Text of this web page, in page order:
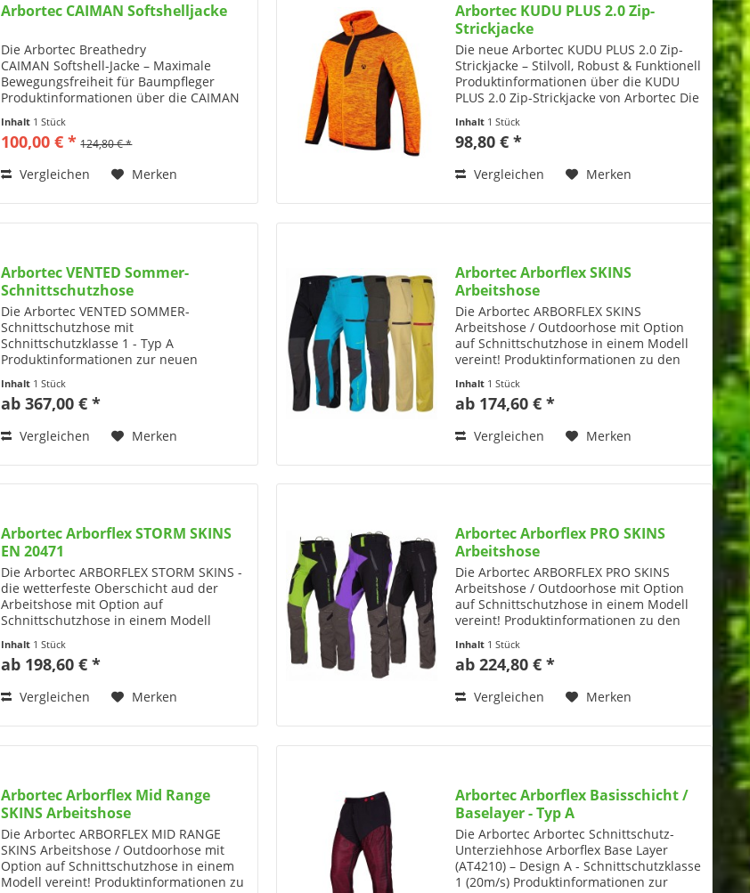
Arbortec CAIMAN Softshelljacke
Die Arbortec Breathedry
CAIMAN Softshell-Jacke – Maximale
Bewegungsfreiheit für Baumpfleger
Produktinformationen über die CAIMAN
Die Arbortec Caiman Jacke ist die
ultimative Lösung für Baumpfleger...
Inhalt 1 Stück
100,00 € * 124,80 € *
Vergleichen Merken
Arbortec KUDU PLUS 2.0 Zip-
Strickjacke
Die neue Arbortec KUDU PLUS 2.0 Zip-
Strickjacke – Stilvoll, Robust & Funktionell
Produktinformationen über die KUDU
PLUS 2.0 Zip-Strickjacke von Arbortec Die
hochwertige Zip-Strickjacke, die speziell
für...
Inhalt 1 Stück
98,80 € *
Vergleichen Merken
Arbortec VENTED Sommer-
Schnittschutzhose
Die Arbortec VENTED SOMMER-
Schnittschutzhose mit
Schnittschutzklasse 1 - Typ A
Produktinformationen zur neuen
Sommer von Arbortec mit
Schnittschutzklasse 1 (20m/s): Erhältlich
Inhalt 1 Stück
ab 367,00 € *
Vergleichen Merken
Arbortec Arborflex SKINS
Arbeitshose
Die Arbortec ARBORFLEX SKINS
Arbeitshose / Outdoorhose mit Option
auf Schnittschutzhose in einem Modell
vereint! Produktinformationen zu den
Maximale Flexibilität: Die ultimative
Allwetter-Arbeitshose mit...
Inhalt 1 Stück
ab 174,60 € *
Vergleichen Merken
Arbortec Arborflex STORM SKINS
EN 20471
Die Arbortec ARBORFLEX STORM SKINS -
die wetterfeste Oberschicht aud der
Arbeitshose mit Option auf
Schnittschutzhose in einem Modell
ARBORFLEX STORM SKINS von Arbortec:
Maximale Flexibilität: Die...
Inhalt 1 Stück
ab 198,60 € *
Vergleichen Merken
Arbortec Arborflex PRO SKINS
Arbeitshose
Die Arbortec ARBORFLEX PRO SKINS
Arbeitshose / Outdoorhose mit Option
auf Schnittschutzhose in einem Modell
vereint! Produktinformationen zu den
Maximale Flexibilität: Die bequeme und
äußerst robuste...
Inhalt 1 Stück
ab 224,80 € *
Vergleichen Merken
Arbortec Arborflex Mid Range
SKINS Arbeitshose
Die Arbortec ARBORFLEX MID RANGE
SKINS Arbeitshose / Outdoorhose mit
Option auf Schnittschutzhose in einem
Modell vereint! Produktinformationen zu
Arbortec Arborflex Basisschicht /
Baselayer - Typ A
Die Arbortec Arbortec Schnittschutz-
Unterziehhose Arborflex Base Layer
(AT4210) – Design A - Schnittschutzklasse
1 (20m/s) Produktinformationen zur